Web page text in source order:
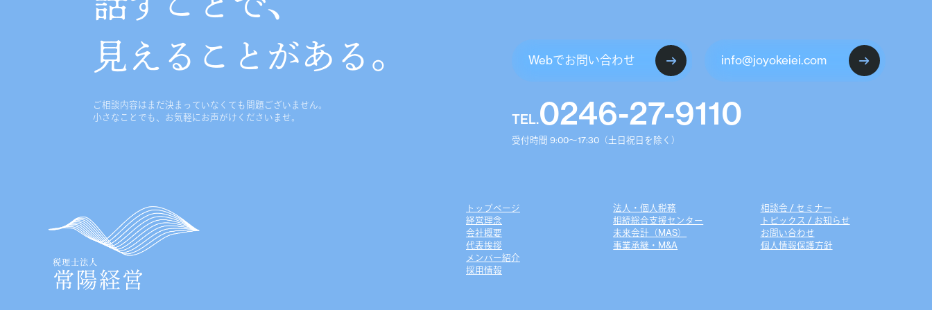
見えることがある。
ご相談内容はまだ決まっていなくても問題ございません。
小さなことでも、お気軽にお声がけくださいませ。
Webでお問い合わせ info@joyokeiei.com
TEL.0246-27-9110
受付時間 9:00〜17:30（土日祝日を除く）
トップページ
経営理念
会社概要
代表挨拶
メンバー紹介
採用情報
法人・個人税務
相続総合支援センター
未来会計（MAS）
事業承継・M&A
相談会 / セミナー
トピックス / お知らせ
お問い合わせ
個人情報保護方針